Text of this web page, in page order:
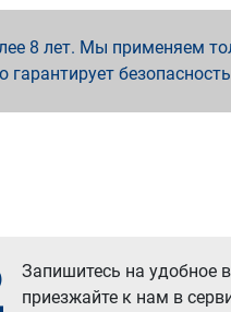
8 лет. Мы применяем
гарантирует
Запишитесь на удобное
приезжайте к нам в